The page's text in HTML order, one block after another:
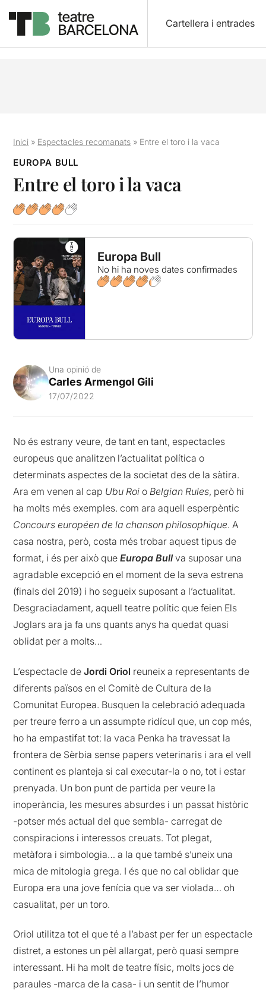
Cartellera i entrades
Inici » Espectacles recomanats » Entre el toro i la vaca
EUROPA BULL
Entre el toro i la vaca
Europa Bull
No hi ha noves dates confirmades
Una opinió de
Carles Armengol Gili
17/07/2022
No és estrany veure, de tant en tant, espectacles
europeus que analitzen l’actualitat política o
determinats aspectes de la societat des de la sàtira.
Ara em venen al cap Ubu Roi oBelgian Rules, però hi
ha molts més exemples. com ara aquell esperpèntic
Concours européen de la chanson philosophique. A
casa nostra, però, costa més trobar aquest tipus de
format, i és per això queEuropa Bullva suposar una
agradable excepció en el moment de la seva estrena
(finals del 2019) i ho segueix suposant a l’actualitat.
Desgraciadament, aquell teatre polític que feien Els
Joglars ara ja fa uns quants anys ha quedat quasi
oblidat per a molts…
L’espectacle deJordi Oriol reuneix a representants de
diferents països en el Comitè de Cultura de la
Comunitat Europea. Busquen la celebració adequada
per treure ferro a un assumpte ridícul que, un cop més,
ho ha empastifat tot: la vaca Penka ha travessat la
frontera de Sèrbia sense papers veterinaris i ara el vell
continent es planteja si cal executar-la o no, tot i estar
prenyada. Un bon punt de partida per veure la
inoperància, les mesures absurdes i un passat històric
-potser més actual del que sembla- carregat de
conspiracions i interessos creuats. Tot plegat,
metàfora i simbologia… a la que també s’uneix una
mica de mitologia grega. I és que no cal oblidar que
Europa era una jove fenícia que va ser violada… oh
casualitat, per un toro.
Oriol utilitza tot el que té a l’abast per fer un espectacle
distret, a estones un pèl allargat, però quasi sempre
interessant. Hi ha molt de teatre físic, molts jocs de
paraules -marca de la casa- i un sentit de l’humor